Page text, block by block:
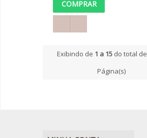
Exibindo de 1 a 15 do total de
Página(s)